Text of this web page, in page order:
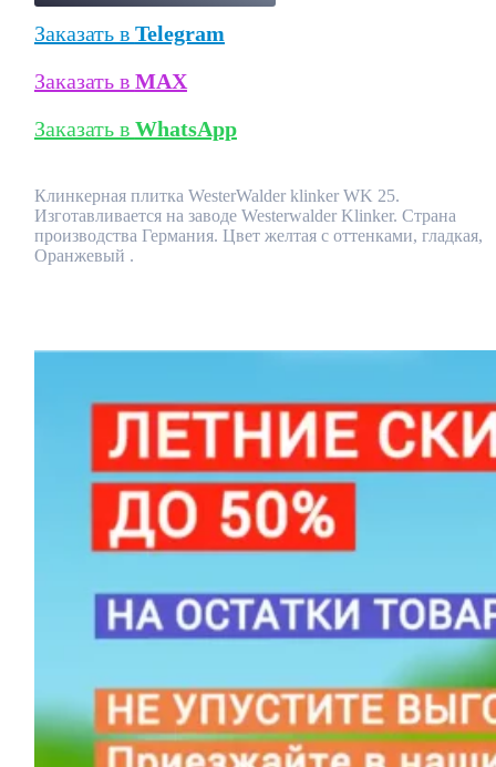
Заказать в Telegram
Заказать в MAX
Заказать в WhatsApp
Клинкерная плитка WesterWalder klinker WK 25.
Изготавливается на заводе Westerwalder Klinker. Страна
производства Германия. Цвет желтая с оттенками, гладкая,
Оранжевый .